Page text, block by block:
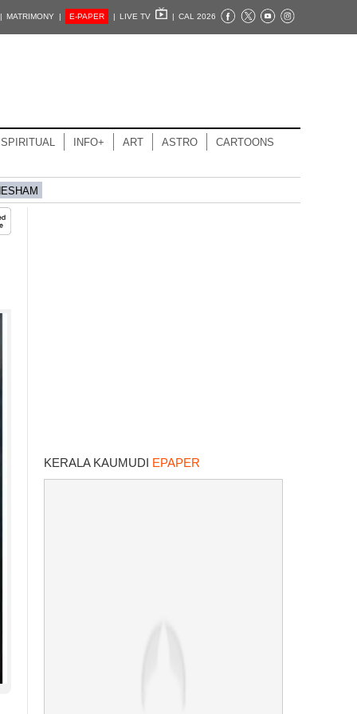
| MATRIMONY | E-PAPER | LIVE TV | CAL 2026
SPIRITUAL INFO+ ART ASTRO CARTOONS
KERALA KAUMUDI EPAPER